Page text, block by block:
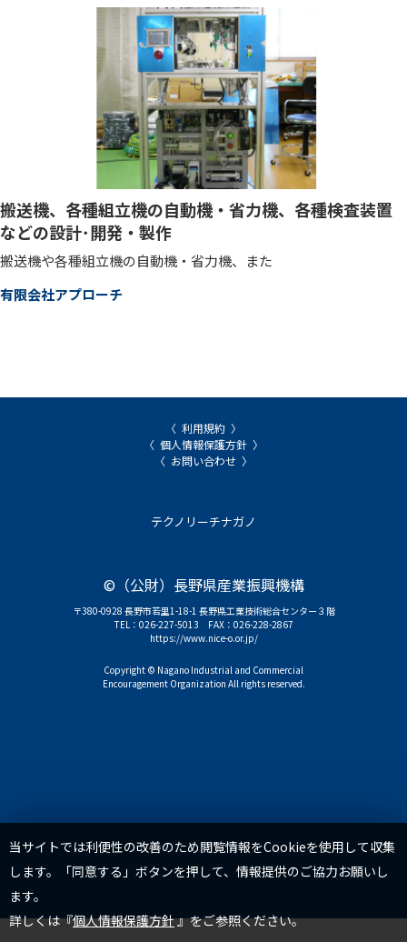
搬送機、各種組立機の自動機・省力機、各種検査装置
などの設計･開発・製作
搬送機や各種組立機の自動機・省力機、また
有限会社アプローチ
利用規約
個人情報保護方針
お問い合わせ
テクノリーチナガノ
©（公財）長野県産業振興機構
〒380-0928 長野市若里1-18-1 長野県工業技術総合センター３階
TEL： 026-227-5013 FAX：026-228-2867
https://www.nice-o.or.jp/
Copyright © Nagano Industrial and Commercial
Encouragement Organization All rights reserved.
当サイトでは利便性の改善のため閲覧情報をCookieを使用して収集
します。「同意する」ボタンを押して、情報提供のご協力お願いし
ます。
詳しくは『個人情報保護方針』をご参照ください。